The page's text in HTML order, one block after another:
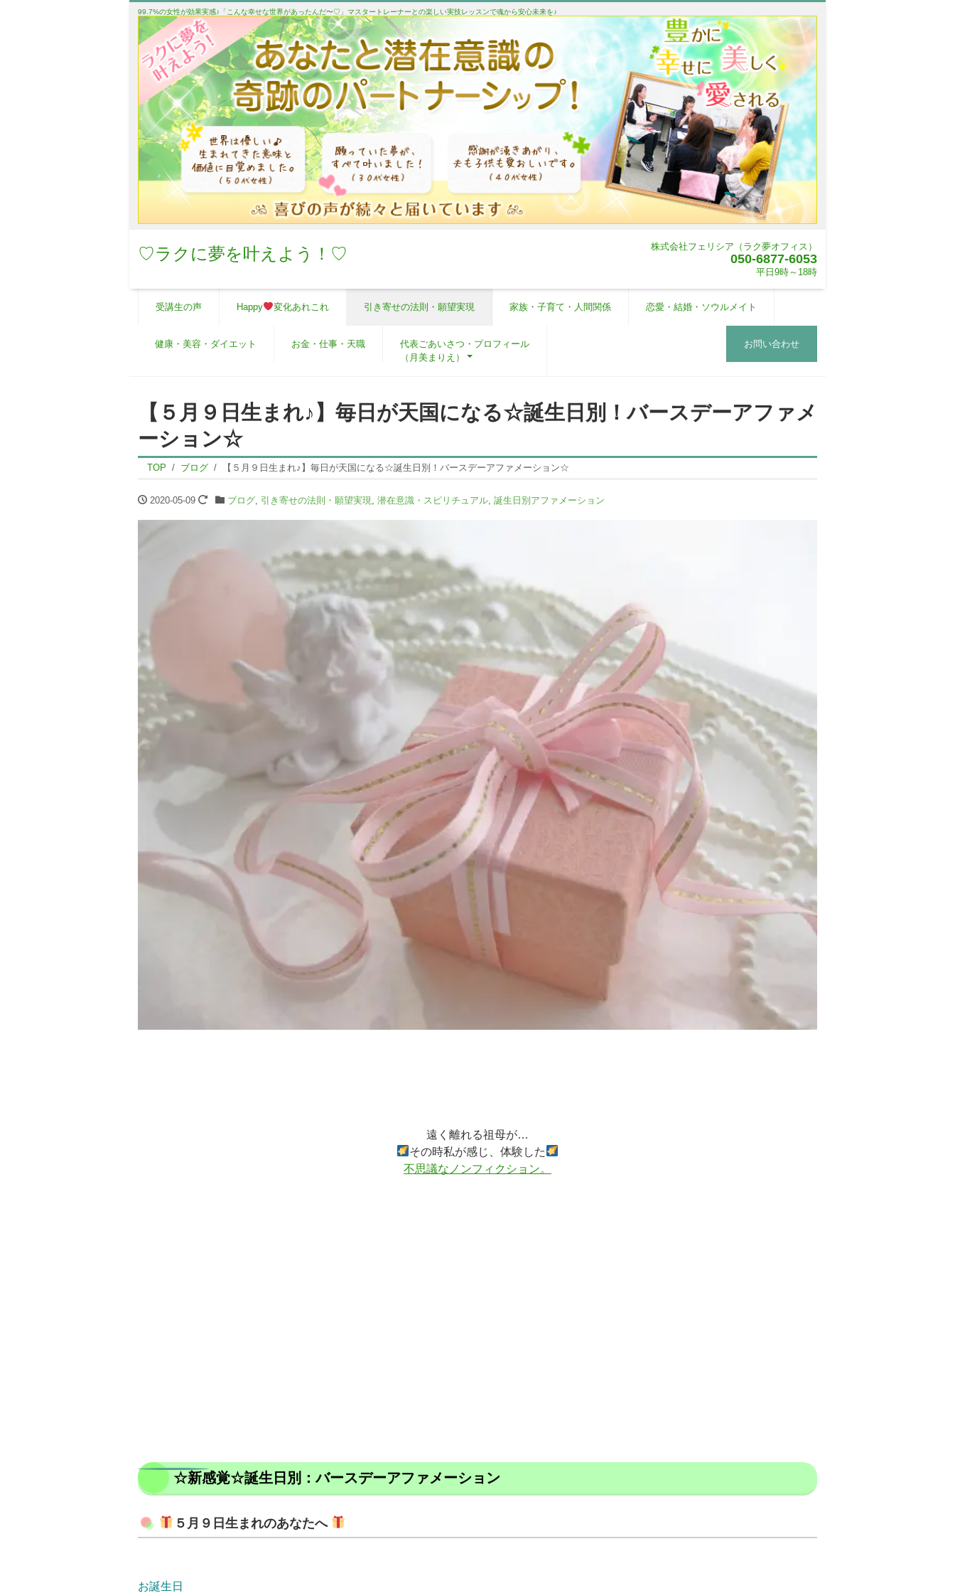
99.7%の女性が効果実感♪「こんな幸せな世界があったんだ〜♡」マスタートレーナーとの楽しい実技レッスンで魂から安心未来を♪
♡ラクに夢を叶えよう！♡ 株式会社フェリシア（ラク夢オフィス）
050-6877-6053
平日9時～18時
受講生の声 Happy 変化あれこれ 引き寄せの法則・願望実現 家族・子育て・人間関係 恋愛・結婚・ソウルメイト
健康・美容・ダイエット お金・仕事・天職
代表ごあいさつ・プロフィール
（月美まりえ）
お問い合わせ
【５月９日生まれ♪】毎日が天国になる☆誕生日別！バースデーアファメ
ーション☆
TOP ブログ 【５月９日生まれ♪】毎日が天国になる☆誕生日別！バースデーアファメーション☆
2020-05-09 ブログ, 引き寄せの法則・願望実現 潜在意識・スピリチュアル, 誕生日別アファメーション
遠く離れる祖母が…
その時私が感じ、体験した
不思議なノンフィクション。
☆新感覚☆誕生日別：バースデーアファメーション
５月９日生まれのあなたへ
お誕生日